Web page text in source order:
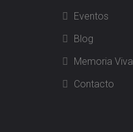
Eventos
Blog
Memoria Viva
Contacto